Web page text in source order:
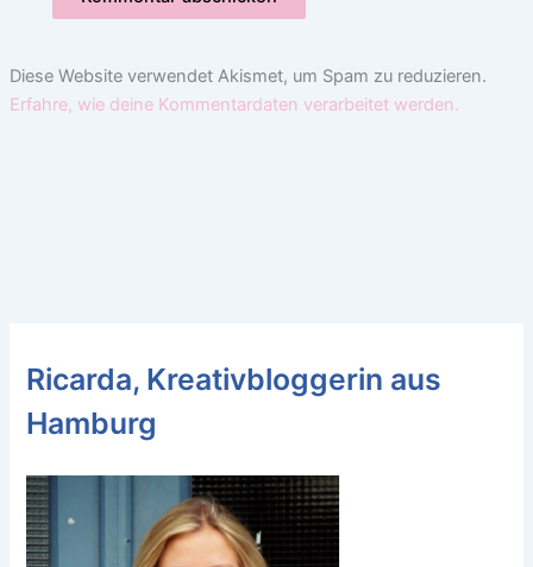
Diese Website verwendet Akismet, um Spam zu reduzieren.
Erfahre, wie deine Kommentardaten verarbeitet werden.
Ricarda, Kreativbloggerin aus
Hamburg